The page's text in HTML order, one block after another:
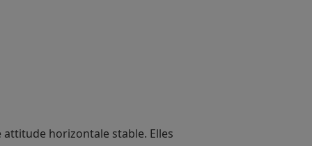
horizontale stable. Elles